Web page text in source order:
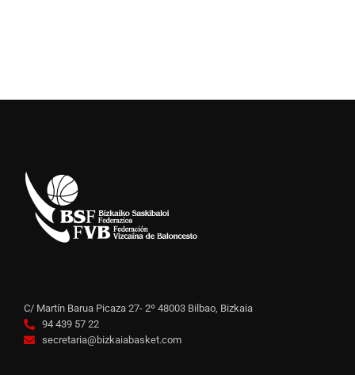
C/ Martín Barua Picaza 27- 2º 48003 Bilbao, Bizkaia
94 439 57 22
secretaria@bizkaiabasket.com